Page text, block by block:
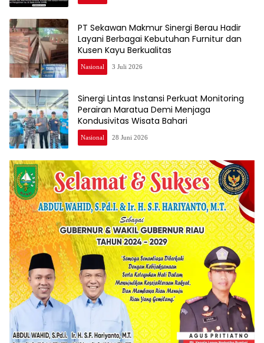
PT Sekawan Makmur Sinergi Berau Hadir
Layani Berbagai Kebutuhan Furnitur dan
Kusen Kayu Berkualitas
Nasional 3 Juli 2026
Sinergi Lintas Instansi Perkuat Monitoring
Perairan Maratua Demi Menjaga
Kondusivitas Wisata Bahari
Nasional 28 Juni 2026